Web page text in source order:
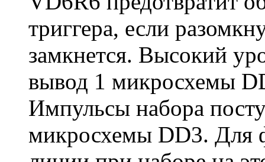
триггера, если
замкнется. Высокий
вывод 1 микросхемы
Импульсы набора
микросхемы DD3. Для